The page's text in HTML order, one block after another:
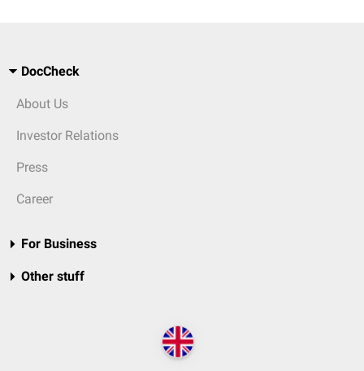
DocCheck
About Us
Investor Relations
Press
Career
For Business
Other stuff